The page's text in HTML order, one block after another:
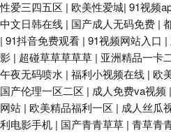
性爱三四五区 | 欧美性爱城| 91视频
中文日韩在线 | 国产成人无码免费 |
| 91抖音免费观看 | 91视频网站入口 |
影 | 超碰草草草草草 | 亚洲精品一卡
午夜无码喷水 | 福利小视频在线 | 欧
国产伦理一区二区 | 成人免费va视频 |
网站 | 欧美精品福利一区 | 成人丝瓜
利电影手机 | 国产青青草草 | 青草青